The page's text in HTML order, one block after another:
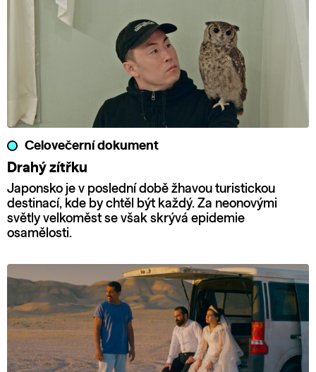
Celovečerní dokument
Drahý zítřku
Japonsko je v poslední době žhavou turistickou
destinací, kde by chtěl být každý. Za neonovými
světly velkoměst se však skrývá epidemie
osamělosti.